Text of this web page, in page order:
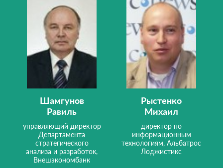
Шамгунов
Равиль
управляющий директор
Департамента
стратегического
анализа и разработок,
Внешэкономбанк
Рыстенко
Михаил
директор по
информационным
технологиям, Альбатрос
Лоджистикс